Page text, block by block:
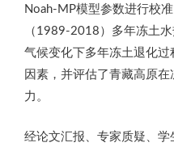
Noah-MP模型参数进行校
（1989-2018）多年冻土
气候变化下多年冻土退化
因素，并评估了青藏高原
力。
经论文汇报、专家质疑、